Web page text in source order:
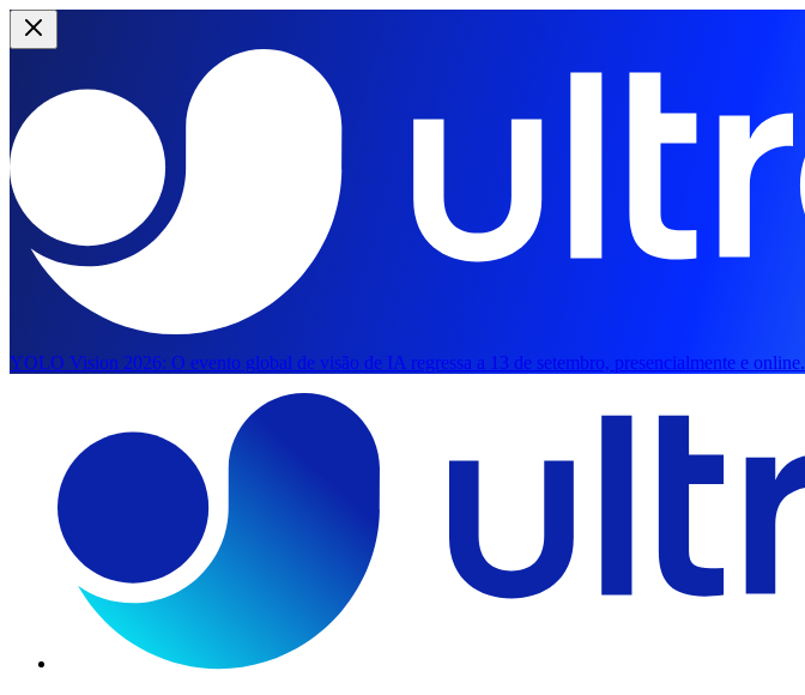
YOLO Vision 2026: O evento global de visão de IA regressa a 13 de setembro, presencialmente e online.